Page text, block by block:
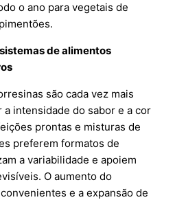
o ano para vegetais de
de alimentos
são cada vez mais
a intensidade do sabor e a cor
prontas e misturas de
preferem formatos de
a variabilidade e apoiem
O aumento do
e a expansão de